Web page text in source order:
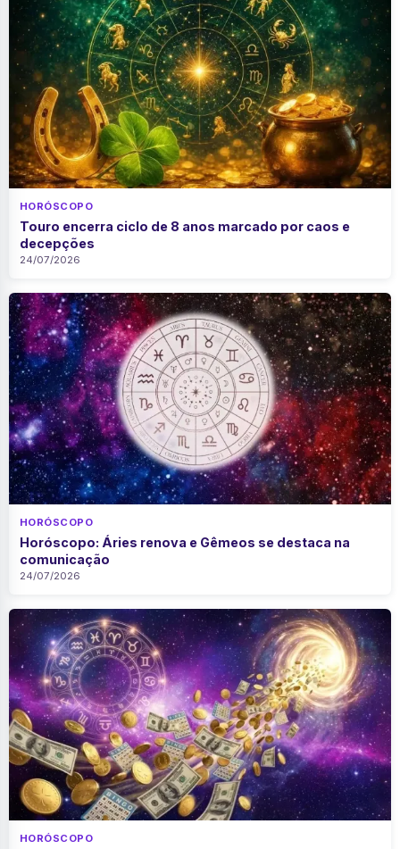
HORÓSCOPO
Touro encerra ciclo de 8 anos marcado por caos e
decepções
24/07/2026
HORÓSCOPO
Horóscopo: Áries renova e Gêmeos se destaca na
comunicação
24/07/2026
HORÓSCOPO